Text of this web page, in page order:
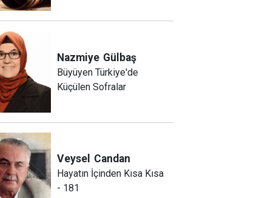
Nazmiye Gülbaş
Büyüyen Türkiye'de
Küçülen Sofralar
Veysel Candan
Hayatın İçinden Kısa Kısa
- 181